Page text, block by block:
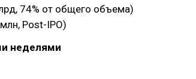
74% от общего объема)
Post-IPO)
неделями